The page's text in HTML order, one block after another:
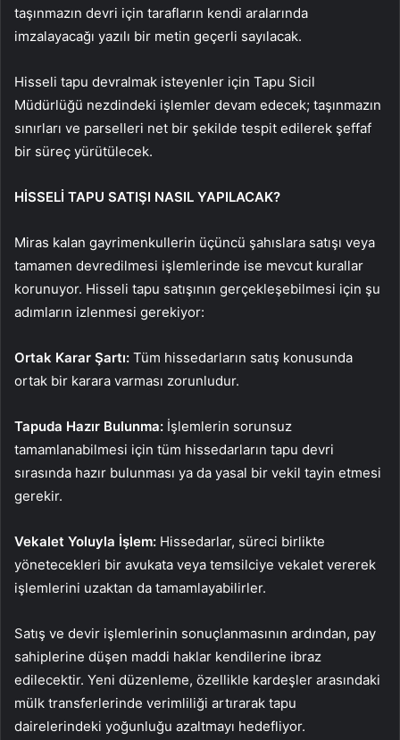
taşınmazın devri için tarafların kendi aralarında
imzalayacağı yazılı bir metin geçerli sayılacak.
Hisseli tapu devralmak isteyenler için Tapu Sicil
Müdürlüğü nezdindeki işlemler devam edecek; taşınmazın
sınırları ve parselleri net bir şekilde tespit edilerek şeffaf
bir süreç yürütülecek.
HİSSELİ TAPU SATIŞI NASIL YAPILACAK?
Miras kalan gayrimenkullerin üçüncü şahıslara satışı veya
tamamen devredilmesi işlemlerinde ise mevcut kurallar
korunuyor. Hisseli tapu satışının gerçekleşebilmesi için şu
adımların izlenmesi gerekiyor:
Ortak Karar Şartı: Tüm hissedarların satış konusunda
ortak bir karara varması zorunludur.
Tapuda Hazır Bulunma: İşlemlerin sorunsuz
tamamlanabilmesi için tüm hissedarların tapu devri
sırasında hazır bulunması ya da yasal bir vekil tayin etmesi
gerekir.
Vekalet Yoluyla İşlem: Hissedarlar, süreci birlikte
yönetecekleri bir avukata veya temsilciye vekalet vererek
işlemlerini uzaktan da tamamlayabilirler.
Satış ve devir işlemlerinin sonuçlanmasının ardından, pay
sahiplerine düşen maddi haklar kendilerine ibraz
edilecektir. Yeni düzenleme, özellikle kardeşler arasındaki
mülk transferlerinde verimliliği artırarak tapu
dairelerindeki yoğunluğu azaltmayı hedefliyor.